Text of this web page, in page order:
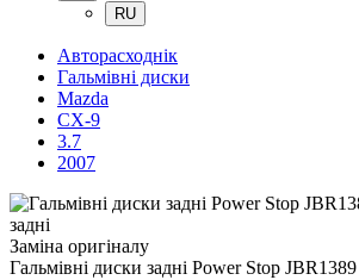
RU
Авторасходнік
Гальмівні диски
Mazda
CX-9
3.7
2007
задні
Заміна оригіналу
Гальмівні диски задні Power Stop JBR1389